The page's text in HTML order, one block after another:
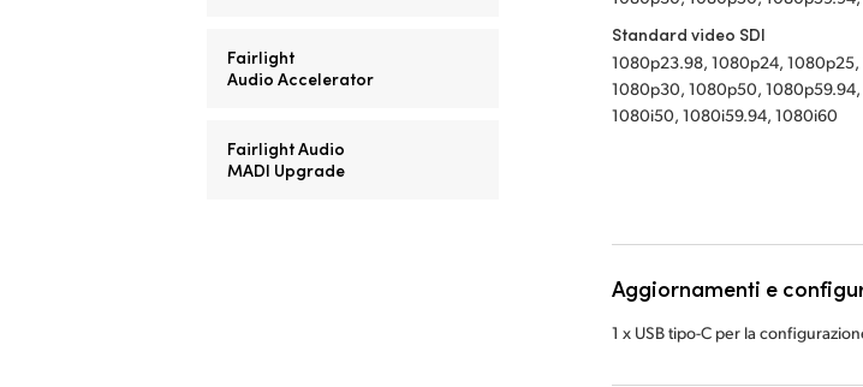
Fairlight
Audio Accelerator
Fairlight Audio
MADI Upgrade
Standard video SDI
1080p23.98, 1080p24, 1080p25,
1080p30, 1080p50,
1080i50, 1080i59.94, 1080i60
Aggiornamenti e
1 x USB tipo-C per la